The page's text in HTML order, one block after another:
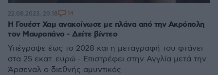
Η Γουέστ Χαμ ανακοίνωσε με πλάνα από την Ακρόπολη
τον Μαυροπάνο - Δείτε βίντεο
Υπέγραψε έως το 2028 και η μεταγραφή του φτάνει
στα 25 εκατ. ευρώ - Επιστρέφει στην Αγγλία μετά την
Άρσεναλ ο διεθνής αμυντικός
22.08.2023, 20:18 14